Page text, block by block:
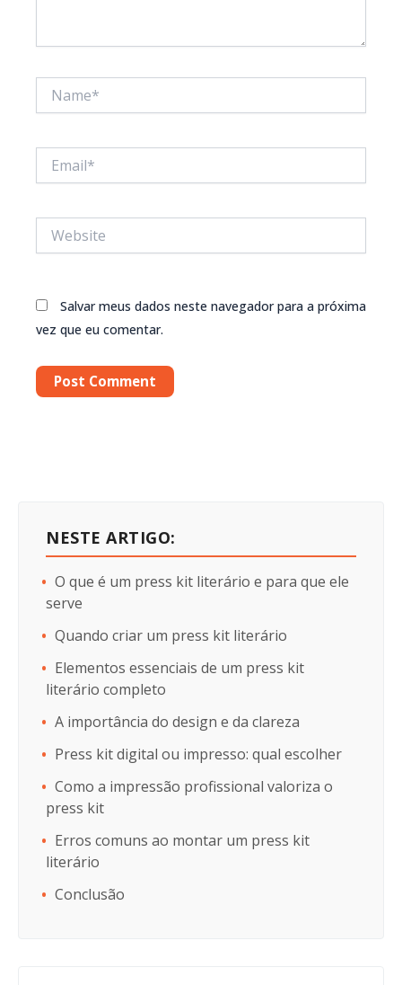
Salvar meus dados neste navegador para a próxima
vez que eu comentar.
NESTE ARTIGO:
O que é um press kit literário e para que ele
serve
Quando criar um press kit literário
Elementos essenciais de um press kit
literário completo
A importância do design e da clareza
Press kit digital ou impresso: qual escolher
Como a impressão profissional valoriza o
press kit
Erros comuns ao montar um press kit
literário
Conclusão